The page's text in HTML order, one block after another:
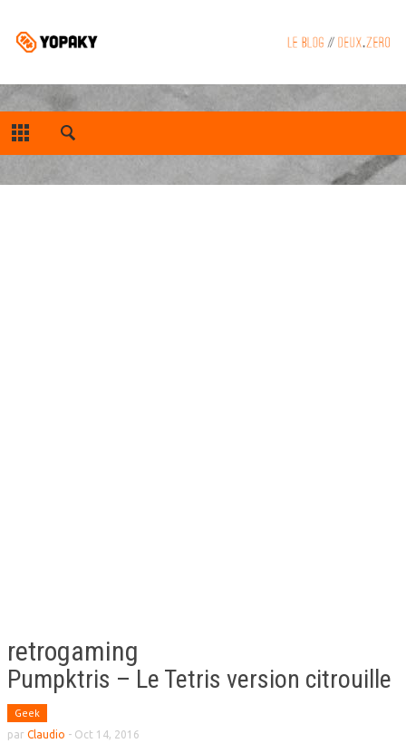
retrogaming
Pumpktris – Le Tetris version citrouille
Geek
par Claudio - Oct 14, 2016